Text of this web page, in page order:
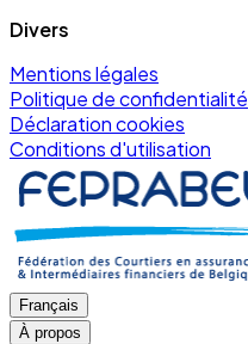
Divers
Mentions légales
Politique de confidentialité
Déclaration cookies
Conditions d'utilisation
Français
À propos